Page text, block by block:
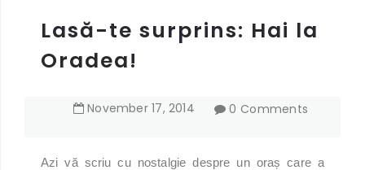
Lasă-te surprins: Hai la
Oradea!
November 17, 2014 0 Comments
Azi vă scriu cu nostalgie despre un oraș care a